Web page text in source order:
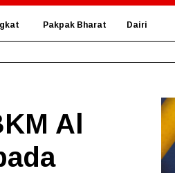
Pakpak Bharat Dairi
Al